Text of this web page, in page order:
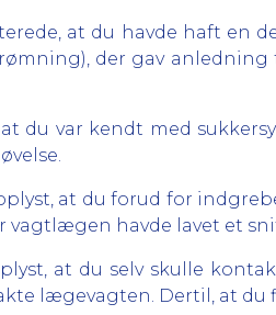
at du havde haft en
der gav
du var kendt med
at du forud for
vagtlægen havde lavet et
at du selv skulle
lægevagten. Dertil, at